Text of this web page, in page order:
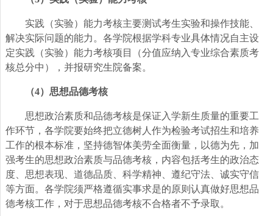
实践（实验）能力考核主要测试考生实验和操作技能、
解决实际问题的能力。各学院根据学科专业具体情况自主设
定实践（实验）能力考核项目（分值应纳入专业综合素质考
核总分中），并报研究生院备案。
（4）思想品德考核
思想政治素质和品德考核是保证入学新生质量的重要工
作环节，各学院要始终把立德树人作为检验考试招生和培养
工作的根本标准，坚持德智体美劳全面衡量，以德为先，加
强考生的思想政治素质与品德考核，内容包括考生的政治态
度、思想表现、道德品质、科学精神、遵纪守法、诚实守信
等方面。各学院须严格遵循实事求是的原则认真做好思想品
德考核工作，对于思想品德考核不合格者不予录取。